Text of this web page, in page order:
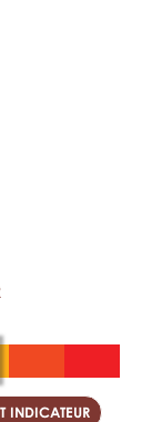
INDICATEUR